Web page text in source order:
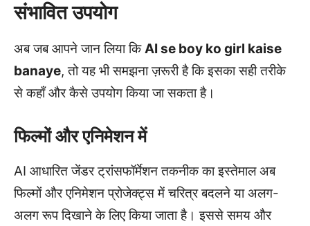
संभावित उपयोग
अब जब आपने जान लिया किAI se boy ko girl kaise
banaye, तो यह भी समझना ज़रूरी है कि इसका सही तरीके
से कहाँ और कैसे उपयोग किया जा सकता है।
फिल्मों और एनिमेशन में
AI आधारित जेंडर ट्रांसफॉर्मेशन तकनीक का इस्तेमाल अब
फिल्मों और एनिमेशन प्रोजेक्ट्स में चरित्र बदलने या अलग-
अलग रूप दिखाने के लिए किया जाता है। इससे समय और